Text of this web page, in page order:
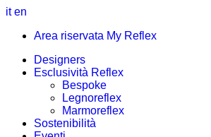
it en
Area riservata My Reflex
Designers
Esclusività Reflex
Bespoke
Legnoreflex
Marmoreflex
Sostenibilità